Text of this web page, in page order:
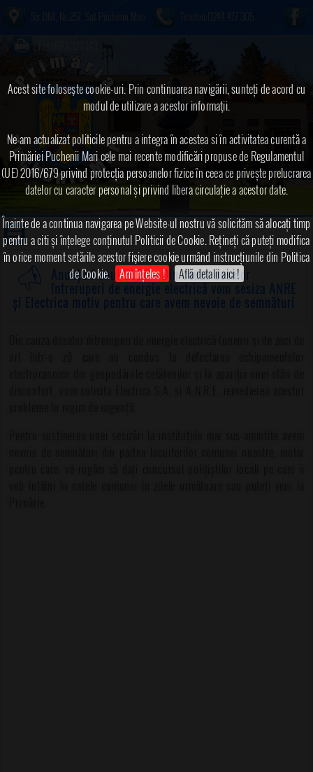
Acest site foloseşte cookie-uri. Prin continuarea navigării, sunteți de acord cu
modul de utilizare a acestor informaţii.
Ne-am actualizat politicile pentru a integra în acestea si în activitatea curentă a
Primăriei Puchenii Mari cele mai recente modificări propuse de Regulamentul
(UE) 2016/679 privind protecția persoanelor fizice în ceea ce privește prelucrarea
datelor cu caracter personal și privind libera circulație a acestor date.
Înainte de a continua navigarea pe Website-ul nostru vă solicităm să alocați timp
pentru a citi și înțelege conținutul Politicii de Cookie. Rețineți că puteți modifica
în orice moment setările acestor fişiere cookie urmând instrucțiunile din Politica
de Cookie. Am înțeles ! Află detalii aici !
Telefon:0244.477.305
Anunțuri anul 2020➠Din cauza deselor
întreruperi de energie electrică vom sesiza ANRE
și Electrica motiv pentru care avem nevoie de semnături